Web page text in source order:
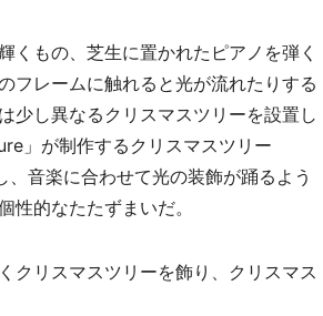
もの、芝生に置かれたピアノを弾く
フレームに触れると光が流れたりする
少し異なるクリスマスツリーを設置し
」が制作するクリスマスツリー
、音楽に合わせて光の装飾が踊るよう
的なたたずまいだ。
クリスマスツリーを飾り、クリスマス